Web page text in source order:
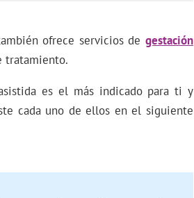
ofrece servicios de gestación
tratamiento.
es el más indicado para ti y
cada uno de ellos en el siguiente